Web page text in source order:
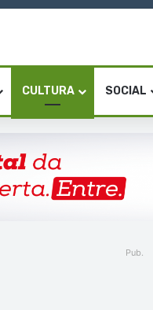
CULTURA SOCIAL
Pub.